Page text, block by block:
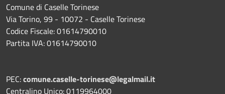
Comune di Caselle Torinese
Via Torino, 99 - 10072 - Caselle Torinese
Codice Fiscale: 01614790010
Partita IVA: 01614790010
PEC:comune.caselle-torinese@legalmail.it
Centralino Unico: 0119964000